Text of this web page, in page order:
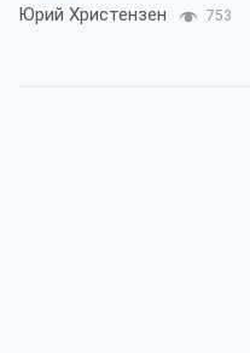
Юрий Христензен 753